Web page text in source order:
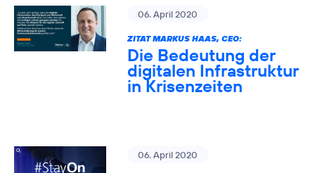
06. April 2020
ZITAT MARKUS HAAS, CEO:
Die Bedeutung der
digitalen Infrastruktur
in Krisenzeiten
06. April 2020